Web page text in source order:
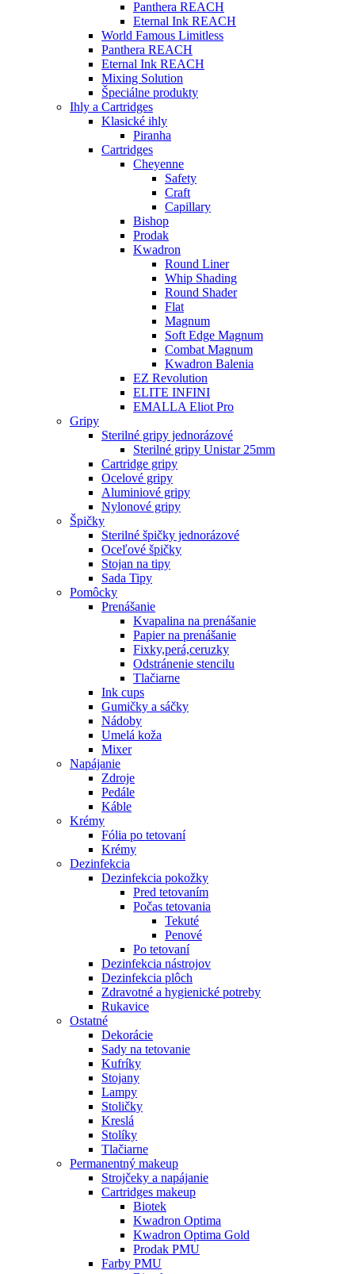
Panthera REACH
Eternal Ink REACH
World Famous Limitless
Panthera REACH
Eternal Ink REACH
Mixing Solution
Špeciálne produkty
Ihly a Cartridges
Klasické ihly
Piranha
Cartridges
Cheyenne
Safety
Craft
Capillary
Bishop
Prodak
Kwadron
Round Liner
Whip Shading
Round Shader
Flat
Magnum
Soft Edge Magnum
Combat Magnum
Kwadron Balenia
EZ Revolution
ELITE INFINI
EMALLA Eliot Pro
Gripy
Sterilné gripy jednorázové
Sterilné gripy Unistar 25mm
Cartridge gripy
Ocelové gripy
Aluminiové gripy
Nylonové gripy
Špičky
Sterilné špičky jednorázové
Oceľové špičky
Stojan na tipy
Sada Tipy
Pomôcky
Prenášanie
Kvapalina na prenášanie
Papier na prenášanie
Fixky,perá,ceruzky
Odstránenie stencilu
Tlačiarne
Ink cups
Gumičky a sáčky
Nádoby
Umelá koža
Mixer
Napájanie
Zdroje
Pedále
Káble
Krémy
Fólia po tetovaní
Krémy
Dezinfekcia
Dezinfekcia pokožky
Pred tetovaním
Počas tetovania
Tekuté
Penové
Po tetovaní
Dezinfekcia nástrojov
Dezinfekcia plôch
Zdravotné a hygienické potreby
Rukavice
Ostatné
Dekorácie
Sady na tetovanie
Kufríky
Stojany
Lampy
Stoličky
Kreslá
Stolíky
Tlačiarne
Permanentný makeup
Strojčeky a napájanie
Cartridges makeup
Biotek
Kwadron Optima
Kwadron Optima Gold
Prodak PMU
Farby PMU